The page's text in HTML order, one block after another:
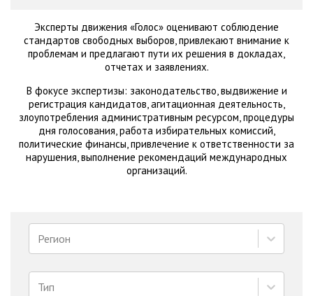
Эксперты движения «Голос» оценивают соблюдение
стандартов свободных выборов, привлекают внимание к
проблемам и предлагают пути их решения в докладах,
отчетах и заявлениях.
В фокусе экспертизы: законодательство, выдвижение и
регистрация кандидатов, агитационная деятельность,
злоупотребления административным ресурсом, процедуры
дня голосования, работа избирательных комиссий,
политические финансы, привлечение к ответственности за
нарушения, выполнение рекомендаций международных
организаций.
Регион
Тип